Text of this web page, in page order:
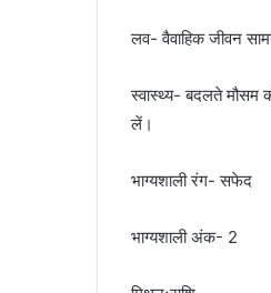
लव- वैवाहिक जीवन
स्वास्थ्य- बदलते मौसम
लें।
भाग्यशाली रंग- सफेद
भाग्यशाली अंक- 2